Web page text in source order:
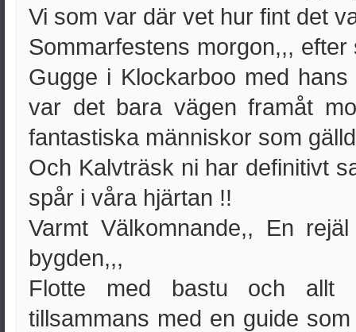
Vi som var där vet hur fint det
Sommarfestens morgon,,,
Gugge i Klockarboo med
var det bara vägen framåt
fantastiska människor som
Och Kalvträsk ni har definitivt
spår i våra hjärtan !!
Varmt Välkomnande,, En
bygden,,,
Flotte med bastu och allt
tillsammans med en guide